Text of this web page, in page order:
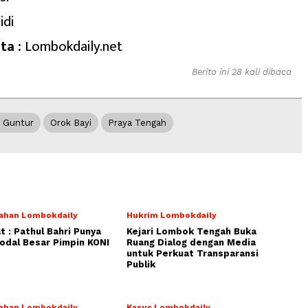
: Lombokdaily.net
Berita ini 28 kali dibaca
Guntur Orok Bayi Praya Tengah
Lombokdaily
: Pathul Bahri Punya
Besar Pimpin KONI
Hukrim Lombokdaily
Kejari Lombok Tengah Buka
Ruang Dialog dengan Media
untuk Perkuat Transparansi
Publik